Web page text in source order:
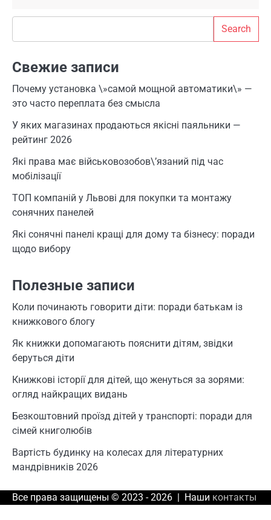
Search
Свежие записи
Почему установка \»самой мощной автоматики\» —
это часто переплата без смысла
У яких магазинах продаються якісні паяльники —
рейтинг 2026
Які права має військовозобов\’язаний під час
мобілізації
ТОП компаній у Львові для покупки та монтажу
сонячних панелей
Які сонячні панелі кращі для дому та бізнесу: поради
щодо вибору
Полезные записи
Коли починають говорити діти: поради батькам із
книжкового блогу
Як книжки допомагають пояснити дітям, звідки
беруться діти
Книжкові історії для дітей, що женуться за зорями:
огляд найкращих видань
Безкоштовний проїзд дітей у транспорті: поради для
сімей книголюбів
Вартість будинку на колесах для літературних
мандрівників 2026
Все права защищены © 2023 - 2026 | Наши контакты